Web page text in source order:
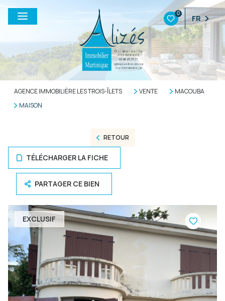
0
FR
AGENCE IMMOBILIÈRE LES TROIS-ÎLETS VENTE
MACOUBA
MAISON
RETOUR
TÉLÉCHARGER LA FICHE
PARTAGER CE BIEN
EXCLUSIF